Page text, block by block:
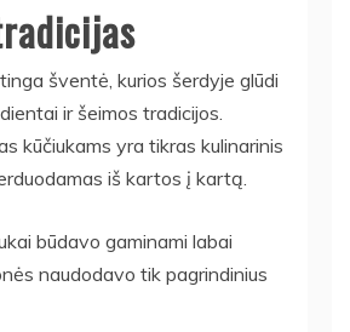
šventė, kurios šerdyje glūdi
ir šeimos tradicijos.
kūčiukams yra tikras kulinarinis
iš kartos į kartą.
būdavo gaminami labai
naudodavo tik pagrindinius